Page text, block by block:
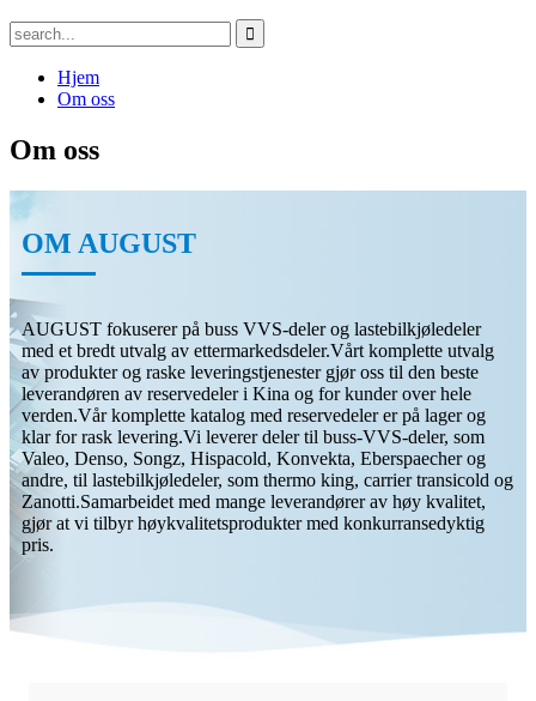
Hjem
Om oss
Om oss
OM AUGUST
AUGUST fokuserer på buss VVS-deler og lastebilkjøledeler
med et bredt utvalg av ettermarkedsdeler.Vårt komplette utvalg
av produkter og raske leveringstjenester gjør oss til den beste
leverandøren av reservedeler i Kina og for kunder over hele
verden.Vår komplette katalog med reservedeler er på lager og
klar for rask levering.Vi leverer deler til buss-VVS-deler, som
Valeo, Denso, Songz, Hispacold, Konvekta, Eberspaecher og
andre, til lastebilkjøledeler, som thermo king, carrier transicold og
Zanotti.Samarbeidet med mange leverandører av høy kvalitet,
gjør at vi tilbyr høykvalitetsprodukter med konkurransedyktig
pris.